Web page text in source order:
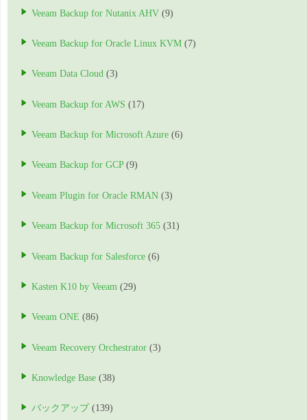
Veeam Backup for Nutanix AHV (9)
Veeam Backup for Oracle Linux KVM (7)
Veeam Data Cloud (3)
Veeam Backup for AWS (17)
Veeam Backup for Microsoft Azure (6)
Veeam Backup for GCP(9)
Veeam Plugin for Oracle RMAN (3)
Veeam Backup for Microsoft 365 (31)
Veeam Backup for Salesforce (6)
Kasten K10 by Veeam (29)
Veeam ONE (86)
Veeam Recovery Orchestrator (3)
Knowledge Base (38)
バックアップ (139)